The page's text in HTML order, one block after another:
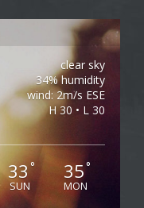
clear sky
34% humidity
wind: 2m/s ESE
H 30 • L 30
33°
SUN
35°
MON